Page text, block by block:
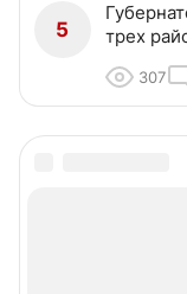
5
трех
307